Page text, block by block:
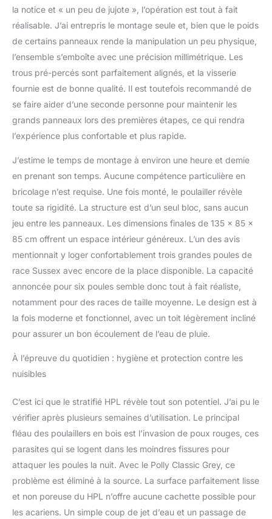
la notice et « un peu de jujote », l’opération est tout à fait
réalisable. J’ai entrepris le montage seule et, bien que le poids
de certains panneaux rende la manipulation un peu physique,
l’ensemble s’emboîte avec une précision millimétrique. Les
trous pré-percés sont parfaitement alignés, et la visserie
fournie est de bonne qualité. Il est toutefois recommandé de
se faire aider d’une seconde personne pour maintenir les
grands panneaux lors des premières étapes, ce qui rendra
l’expérience plus confortable et plus rapide.
J’estime le temps de montage à environ une heure et demie
en prenant son temps. Aucune compétence particulière en
bricolage n’est requise. Une fois monté, le poulailler révèle
toute sa rigidité. La structure est d’un seul bloc, sans aucun
jeu entre les panneaux. Les dimensions finales de 135 x 85 x
85 cm offrent un espace intérieur généreux. L’un des avis
mentionnait y loger confortablement trois grandes poules de
race Sussex avec encore de la place disponible. La capacité
annoncée pour six poules semble donc tout à fait réaliste,
notamment pour des races de taille moyenne. Le design est à
la fois moderne et fonctionnel, avec un toit légèrement incliné
pour assurer un bon écoulement de l’eau de pluie.
À l’épreuve du quotidien : hygiène et protection contre les
nuisibles
C’est ici que le stratifié HPL révèle tout son potentiel. J’ai pu le
vérifier après plusieurs semaines d’utilisation. Le principal
fléau des poulaillers en bois est l’invasion de poux rouges, ces
parasites qui se logent dans les moindres fissures pour
attaquer les poules la nuit. Avec le Polly Classic Grey, ce
problème est éliminé à la source. La surface parfaitement lisse
et non poreuse du HPL n’offre aucune cachette possible pour
les acariens. Un simple coup de jet d’eau et un passage de